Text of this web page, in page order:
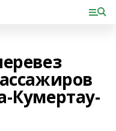
Кумертау-